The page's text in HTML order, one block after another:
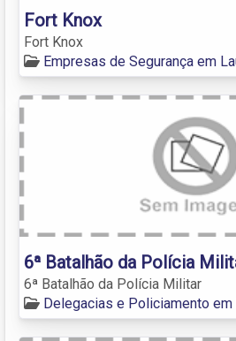
Fort Knox
Fort Knox
Empresas de Segurança em
6ª Batalhão da Polícia
6ª Batalhão da Polícia Militar
Delegacias e Policiamento